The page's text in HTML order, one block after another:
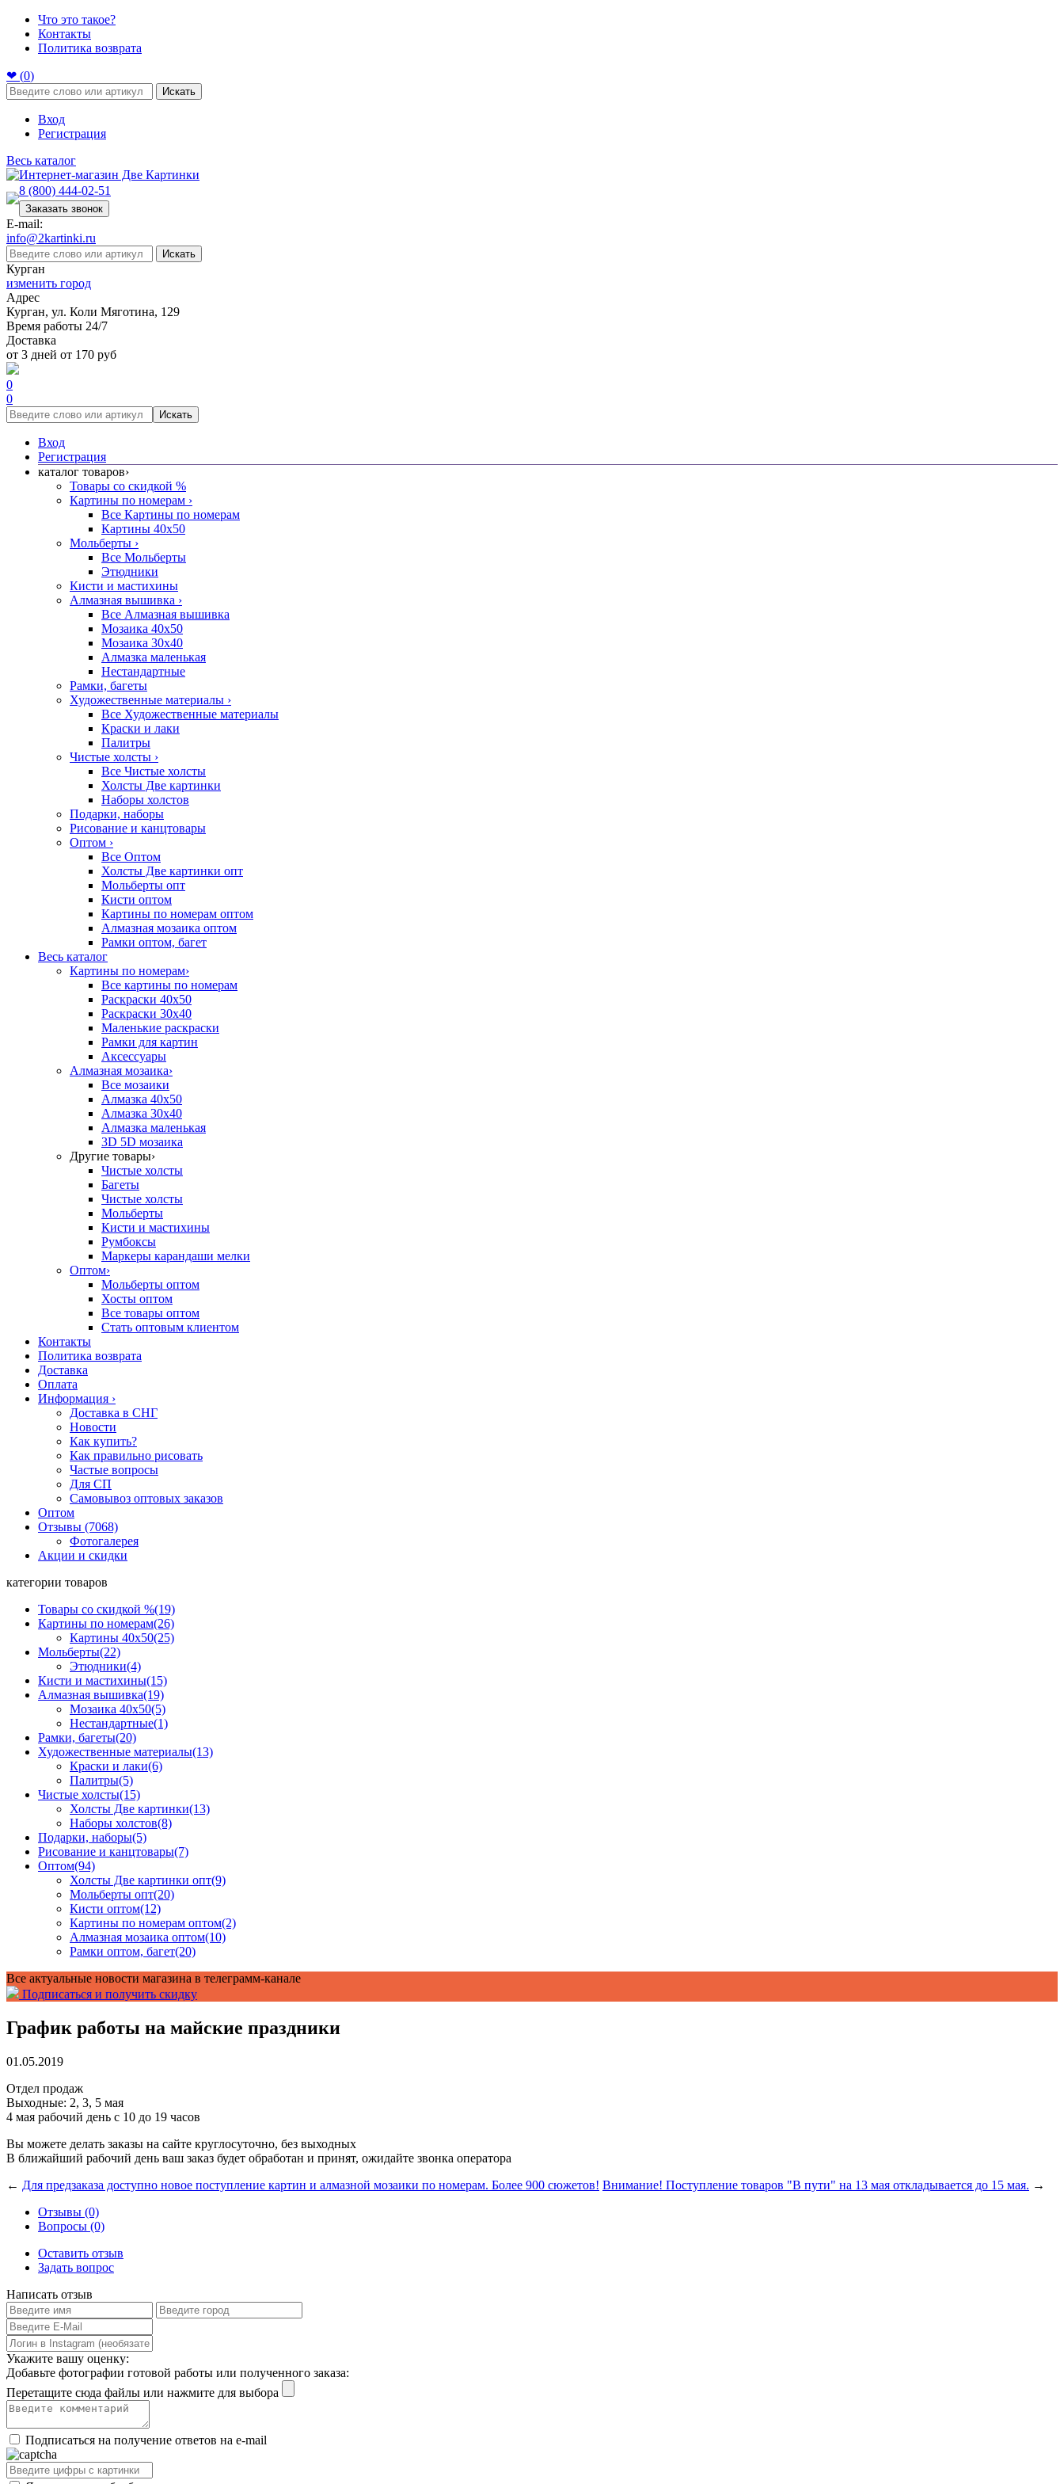
Что это такое?
Контакты
Политика возврата
❤ (0)
Искать
Вход
Регистрация
Весь каталог
8 (800) 444-02-51
Заказать звонок
E-mail:
info@2kartinki.ru
Искать
Курган
изменить город
Адрес
Курган, ул. Коли Мяготина, 129
Время работы 24/7
Доставка
от 3 дней от 170 руб
0
0
Искать
Вход
Регистрация
каталог товаров›
Товары со скидкой %
Картины по номерам ›
Все Картины по номерам
Картины 40x50
Мольберты ›
Все Мольберты
Этюдники
Кисти и мастихины
Алмазная вышивка ›
Все Алмазная вышивка
Мозаика 40x50
Мозаика 30x40
Алмазка маленькая
Нестандартные
Рамки, багеты
Художественные материалы ›
Все Художественные материалы
Краски и лаки
Палитры
Чистые холсты ›
Все Чистые холсты
Холсты Две картинки
Наборы холстов
Подарки, наборы
Рисование и канцтовары
Оптом ›
Все Оптом
Холсты Две картинки опт
Мольберты опт
Кисти оптом
Картины по номерам оптом
Алмазная мозаика оптом
Рамки оптом, багет
Весь каталог
Картины по номерам›
Все картины по номерам
Раскраски 40х50
Раскраски 30х40
Маленькие раскраски
Рамки для картин
Аксессуары
Алмазная мозаика›
Все мозаики
Алмазка 40х50
Алмазка 30х40
Алмазка маленькая
3D 5D мозаика
Другие товары›
Чистые холсты
Багеты
Чистые холсты
Мольберты
Кисти и мастихины
Румбоксы
Маркеры карандаши мелки
Оптом›
Мольберты оптом
Хосты оптом
Все товары оптом
Стать оптовым клиентом
Контакты
Политика возврата
Доставка
Оплата
Информация ›
Доставка в СНГ
Новости
Как купить?
Как правильно рисовать
Частые вопросы
Для СП
Самовывоз оптовых заказов
Оптом
Отзывы (7068)
Фотогалерея
Акции и скидки
категории товаров
Товары со скидкой %(19)
Картины по номерам(26)
Картины 40x50(25)
Мольберты(22)
Этюдники(4)
Кисти и мастихины(15)
Алмазная вышивка(19)
Мозаика 40x50(5)
Нестандартные(1)
Рамки, багеты(20)
Художественные материалы(13)
Краски и лаки(6)
Палитры(5)
Чистые холсты(15)
Холсты Две картинки(13)
Наборы холстов(8)
Подарки, наборы(5)
Рисование и канцтовары(7)
Оптом(94)
Холсты Две картинки опт(9)
Мольберты опт(20)
Кисти оптом(12)
Картины по номерам оптом(2)
Алмазная мозаика оптом(10)
Рамки оптом, багет(20)
Все актуальные новости магазина в телеграмм-канале
Подписаться и получить скидку
График работы на майские праздники
01.05.2019
Отдел продаж
Выходные: 2, 3, 5 мая
4 мая рабочий день с 10 до 19 часов
Вы можете делать заказы на сайте круглосуточно, без выходных
В ближайший рабочий день ваш заказ будет обработан и принят, ожидайте звонка оператора
← Для предзаказа доступно новое поступление картин и алмазной мозаики по номерам. Более 900 сюжетов! Внимание! Поступление товаров "В пути" на 13 мая откладывается до 15 мая. →
Отзывы (0)
Вопросы (0)
Оставить отзыв
Задать вопрос
Написать отзыв
Укажите вашу оценку:
Добавьте фотографии готовой работы или полученного заказа:
Перетащите сюда файлы или нажмите для выбора
Подписаться на получение ответов на e-mail